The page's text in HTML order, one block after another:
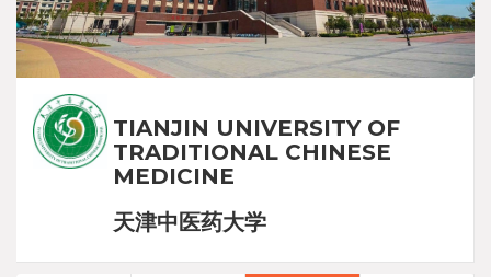
TIANJIN UNIVERSITY OF
TRADITIONAL CHINESE
MEDICINE
天津中医药大学